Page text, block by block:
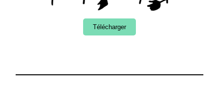
Télécharger